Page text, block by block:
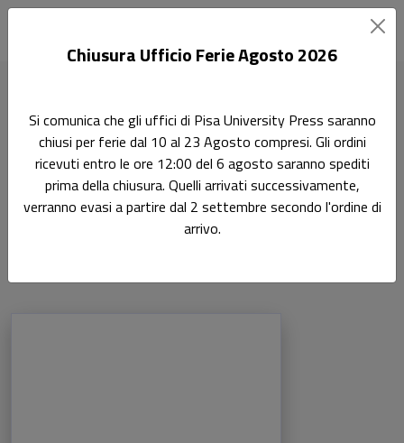
Scienze dell'antichità, filologico-letterarie e storico-artistiche
Terza MissioneScienze
dell'antichità, filologico-
Chiusura Ufficio Ferie Agosto 2026
Si comunica che gli uffici di Pisa University Press saranno
chiusi per ferie dal 10 al 23 Agosto compresi. Gli ordini
ricevuti entro le ore 12:00 del 6 agosto saranno spediti
prima della chiusura. Quelli arrivati successivamente,
verranno evasi a partire dal 2 settembre secondo l'ordine di
arrivo.